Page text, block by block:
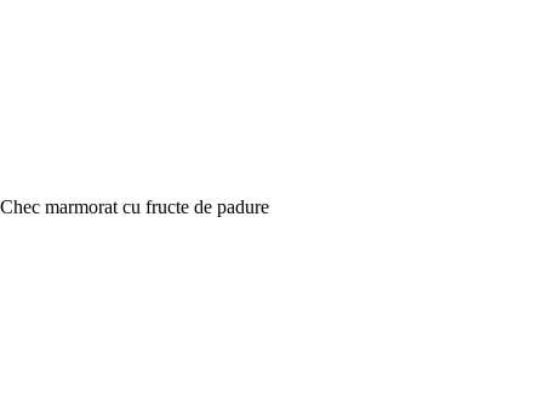
Chec marmorat cu fructe de padure